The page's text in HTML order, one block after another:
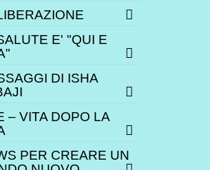
E' "QUI E
DI ISHA
– VITA DOPO LA
PER CREARE UN